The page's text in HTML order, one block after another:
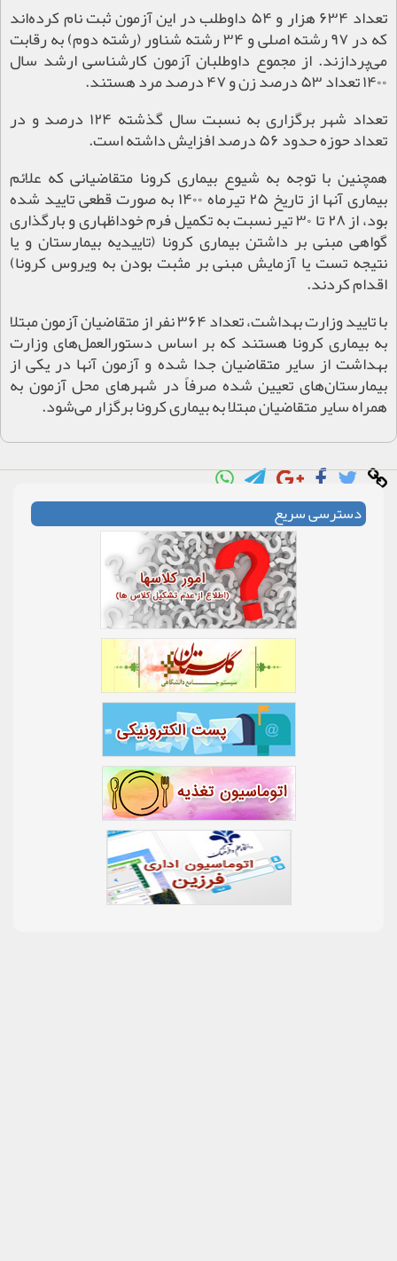
تعداد ۶۳۴ هزار و ۵۴ داوطلب در این آزمون ثبت نام کرده‌اند
که در ۹۷ رشته اصلی و ۳۴ رشته شناور (رشته دوم) به رقابت
می‌پردازند. از مجموع داوطلبان آزمون کارشناسی ارشد سال
۱۴۰۰ تعداد ۵۳ درصد زن و ۴۷ درصد مرد هستند.
تعداد شهر برگزاری به نسبت سال گذشته ۱۲۴ درصد و در
تعداد حوزه حدود ۵۶ درصد افزایش داشته است.
همچنین با توجه به شیوع بیماری کرونا متقاضیانی که علائم
بیماری آنها از تاریخ ۲۵ تیرماه ۱۴۰۰ به صورت قطعی تایید شده
بود، از ۲۸ تا ۳۰ تیر نسبت به تکمیل فرم خوداظهاری و بارگذاری
گواهی مبنی بر داشتن بیماری کرونا (تاییدیه بیمارستان و یا
نتیجه تست یا آزمایش مبنی بر مثبت بودن به ویروس کرونا)
اقدام کردند.
با تایید وزارت بهداشت، تعداد ۳۶۴ نفر از متقاضیان آزمون مبتلا
به بیماری کرونا هستند که بر اساس دستورالعمل‌های وزارت
بهداشت از سایر متقاضیان جدا شده و آزمون آنها در یکی از
بیمارستان‌های تعیین شده صرفاً در شهرهای محل آزمون به
همراه سایر متقاضیان مبتلا به بیماری کرونا برگزار می‌شود.
دسترسی سریع